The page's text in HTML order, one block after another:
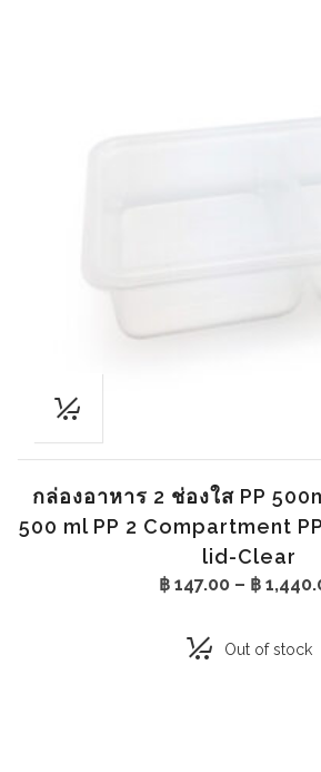
กล่องอาหาร 2 ช่องใส PP
500 ml PP 2 Compartment
lid-Clear
฿ 147.00 – ฿
Out of stock